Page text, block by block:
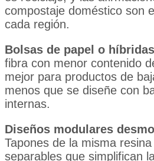
compostaje doméstico son
cada región.
Bolsas de papel o
fibra con menor contenido
mejor para productos de
menos que se diseñe con
internas.
Diseños modulares
Tapones de la misma
separables que simplifican